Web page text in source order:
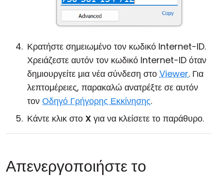
Κρατήστε σημειωμένο τον κωδικό Internet-ID.
Χρειάζεστε αυτόν τον κωδικό Internet-ID όταν
δημιουργείτε μια νέα σύνδεση στο Viewer. Για
λεπτομέρειες, παρακαλώ ανατρέξτε σε αυτόν
τον Οδηγό Γρήγορης Εκκίνησης.
Κάντε κλικ στο X για να κλείσετε το παράθυρο.
Απενεργοποιήστε το